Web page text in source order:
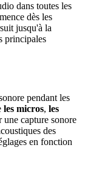
dans toutes les
dès les
jusqu'à la
principales
pendant les
les micros, les
une capture sonore
des
en fonction